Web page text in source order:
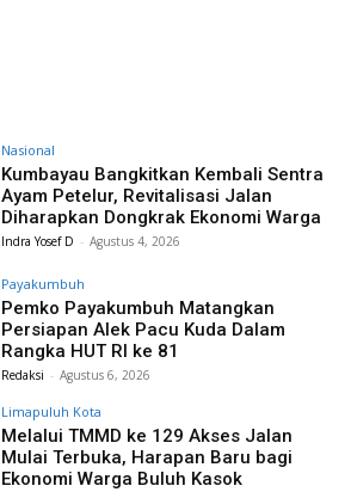
Nasional
Kumbayau Bangkitkan Kembali Sentra
Ayam Petelur, Revitalisasi Jalan
Diharapkan Dongkrak Ekonomi Warga
Indra Yosef D - Agustus 4, 2026
Payakumbuh
Pemko Payakumbuh Matangkan
Persiapan Alek Pacu Kuda Dalam
Rangka HUT RI ke 81
Redaksi - Agustus 6, 2026
Limapuluh Kota
Melalui TMMD ke 129 Akses Jalan
Mulai Terbuka, Harapan Baru bagi
Ekonomi Warga Buluh Kasok